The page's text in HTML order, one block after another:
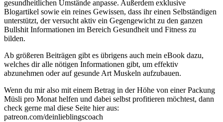
gesundheitlichen Umstände anpasse. Außerdem exklusive
Blogartikel sowie ein reines Gewissen, dass ihr einen Selbständigen
unterstützt, der versucht aktiv ein Gegengewicht zu den ganzen
Bullshit Informationen im Bereich Gesundheit und Fitness zu
bilden.
Ab größeren Beiträgen gibt es übrigens auch mein eBook dazu,
welches dir alle nötigen Informationen gibt, um effektiv
abzunehmen oder auf gesunde Art Muskeln aufzubauen.
Wenn du mir also mit einem Betrag in der Höhe von einer Packung
Müsli pro Monat helfen und dabei selbst profitieren möchtest, dann
check gerne mal diese Seite hier aus:
patreon.com/deinlieblingscoach